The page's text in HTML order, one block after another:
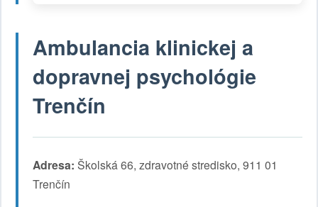
Ambulancia klinickej a
dopravnej psychológie
Trenčín
Adresa: Školská 66, zdravotné stredisko, 911 01
Trenčín